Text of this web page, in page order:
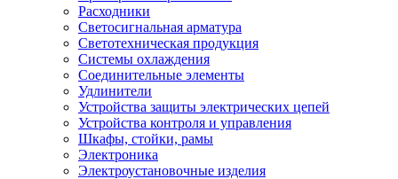
Расходники
Светосигнальная арматура
Светотехническая продукция
Системы охлаждения
Соединительные элементы
Удлинители
Устройства защиты электрических цепей
Устройства контроля и управления
Шкафы, стойки, рамы
Электроника
Электроустановочные изделия